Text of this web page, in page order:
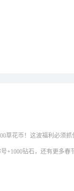
草花币！这波福利必须抓
+1000钻石，还有更多春